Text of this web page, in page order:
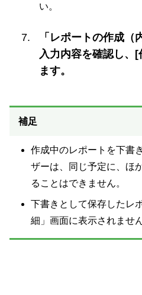
い。
「レポートの作成（
入力内容を確認し、
ます。
補足
作成中のレポートを下書
ザーは、同じ予定に、ほ
ることはできません。
下書きとして保存したレ
細」画面に表示されません